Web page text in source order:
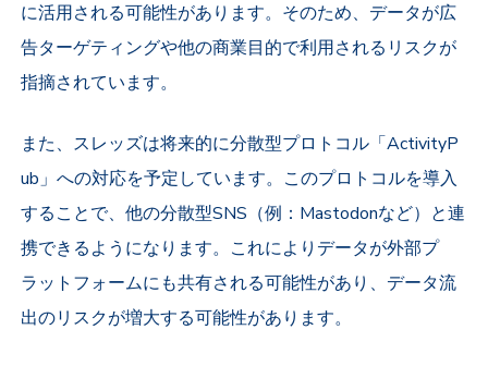
に活用される可能性があります。そのため、データが広
告ターゲティングや他の商業目的で利用されるリスクが
指摘されています。
また、スレッズは将来的に分散型プロトコル「ActivityP
ub」への対応を予定しています。このプロトコルを導入
することで、他の分散型SNS（例：Mastodonなど）と連
携できるようになります。これによりデータが外部プ
ラットフォームにも共有される可能性があり、データ流
出のリスクが増大する可能性があります。